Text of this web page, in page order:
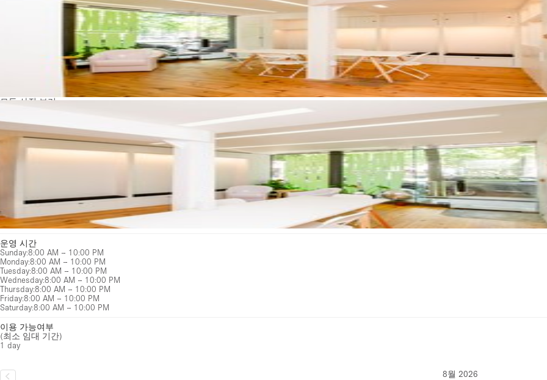
모든 사진 보기
운영 시간
Sunday:8:00 AM – 10:00 PM
Monday:8:00 AM – 10:00 PM
Tuesday:8:00 AM – 10:00 PM
Wednesday:8:00 AM – 10:00 PM
Thursday:8:00 AM – 10:00 PM
Friday:8:00 AM – 10:00 PM
Saturday:8:00 AM – 10:00 PM
이용 가능여부
(최소 임대 기간)
1 day
8월 2026